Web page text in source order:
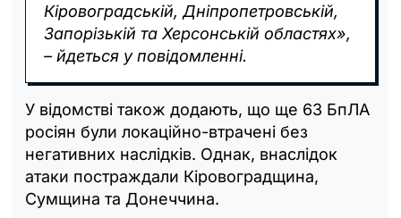
Кіровоградській, Дніпропетровській,
Запорізькій та Херсонській областях»,
– йдеться у повідомленні.
У відомстві також додають, що ще 63 БпЛА
росіян були локаційно-втрачені без
негативних наслідків. Однак, внаслідок
атаки постраждали Кіровоградщина,
Сумщина та Донеччина.